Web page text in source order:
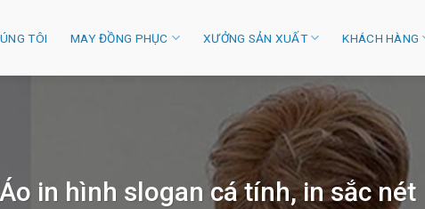
TÔI MAY ĐỒNG PHỤC XƯỞNG SẢN XUẤT KHÁCH HÀNG
in hình slogan cá tính, in sắc nét